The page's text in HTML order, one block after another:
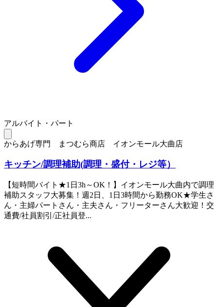
アルバイト・パート
からあげ専門 まつむら商店 イオンモール大曲店
キッチン/調理補助(調理・盛付・レジ等）
【短時間バイト★1日3h～OK！】イオンモール大曲内で調理
補助スタッフ大募集！週2日、1日3時間から勤務OK★学生さ
ん・主婦パートさん・主夫さん・フリーターさん大歓迎！交
通費/社員割引/正社員登...